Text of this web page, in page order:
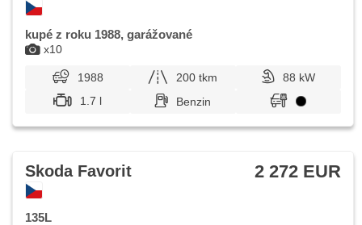
x10
kupé z roku 1988, garážované
1988 200 tkm
88 kW
1.7 l
Benzin
Skoda Favorit 2 272 EUR
135L